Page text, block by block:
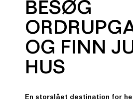
BESØG
OG FINN
HUS
En storslået destination for